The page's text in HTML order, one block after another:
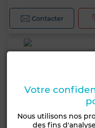
Contacter
Votre
Nous utilisons nos
des fins